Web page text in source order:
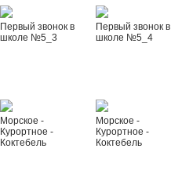
Первый звонок в
школе №5_3
Первый звонок в
школе №5_4
Морское -
Курортное -
Коктебель
Морское -
Курортное -
Коктебель